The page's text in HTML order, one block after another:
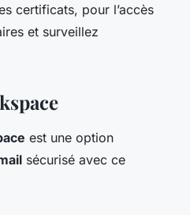
certificats, pour l’accès
et surveillez
est une option
sécurisé avec ce